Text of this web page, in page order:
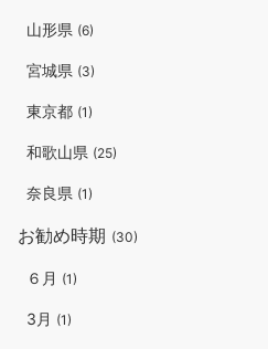
山形県 (6)
宮城県 (3)
東京都 (1)
和歌山県 (25)
奈良県 (1)
お勧め時期 (30)
６月 (1)
3月 (1)